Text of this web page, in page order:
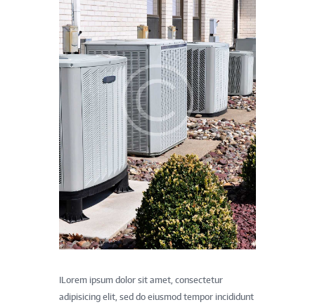
ILorem ipsum dolor sit amet, consectetur
adipisicing elit, sed do eiusmod tempor incididunt